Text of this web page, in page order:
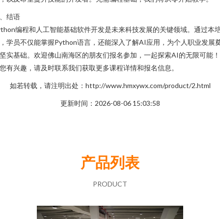
结语
编程和人工智能基础软件开发是未来科技发展的关键领域。通过本
学员不仅能掌握Python语言，还能深入了解AI应用，为个人职业发展
实基础。欢迎佛山南海区的朋友们报名参加，一起探索AI的无限可能
有兴趣，请及时联系我们获取更多课程详情和报名信息。
如若转载，请注明出处：http://www.hmxywx.com/product/2.html
更新时间：2026-08-06 15:03:58
产品列表
PRODUCT